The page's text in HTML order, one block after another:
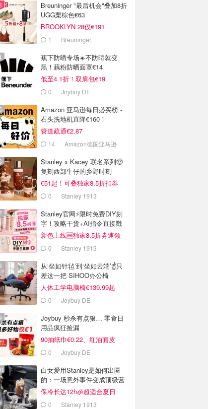
Breuninger "最后机会"叠加8折
UGG栗棕色€63
BROOKLYN 28仅€191
1 Breuninger
蕉下防晒专场☀️不防晒就变
黑！藕粉防晒面罩€14
低至4.1折！双肩包€19
0 Joybuy DE
Amazon 亚马逊每日必买榜 -
石头洗地机直降€160！
管道疏通€2.87
14 Amazon德国亚马逊
Stanley x Kacey 联名系列🤠
复刻西部牛仔的乡野时刻
€51起！可叠独家8.5折扣券
0 Stanley 1913
Stanley官网⚡️限时免费DIY刻
字！攻略干货+AI指令直接戳
新色上线🆓独家8.5折劵速领
0 Stanley 1913
从‘坐如针毡’到‘坐如云端’☝️只
差这一把 SIHOO办公椅
人体工学电脑椅€139.99起
0 Joybuy DE
Joybuy 秒杀有点狠… 零食日
用品疯狂捡漏
90抽纸巾€0.22、红油面皮
€0.99
0 Joybuy DE
白女爱用Stanley是如何出圈
的：一场意外事件变成顶级营
销案例
保冷长达12h🧊超适合夏日
0 Stanley 1913